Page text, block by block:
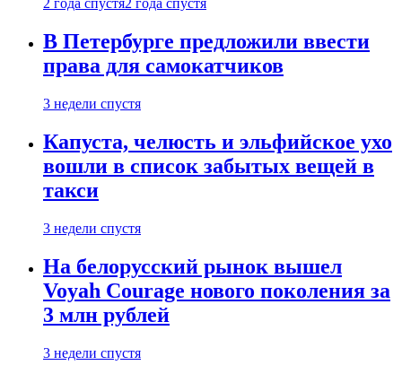
2 года спустя2 года спустя
В Петербурге предложили ввести
права для самокатчиков
3 недели спустя
Капуста, челюсть и эльфийское ухо
вошли в список забытых вещей в
такси
3 недели спустя
На белорусский рынок вышел
Voyah Courage нового поколения за
3 млн рублей
3 недели спустя